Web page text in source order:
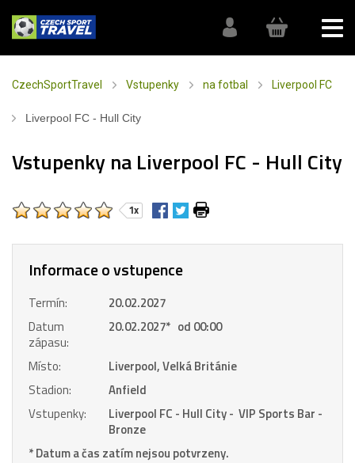
CzechSportTravel Vstupenky na fotbal Liverpool FC
Liverpool FC - Hull City
Vstupenky na Liverpool FC - Hull City
1x
Informace o vstupence
Termín:
20.02.2027
Datum
zápasu:
20.02.2027* od 00:00
Místo:
Liverpool, Velká Británie
Stadion:
Anfield
Vstupenky:
Liverpool FC - Hull City - VIP Sports Bar -
Bronze
* Datum a čas zatím nejsou potvrzeny.